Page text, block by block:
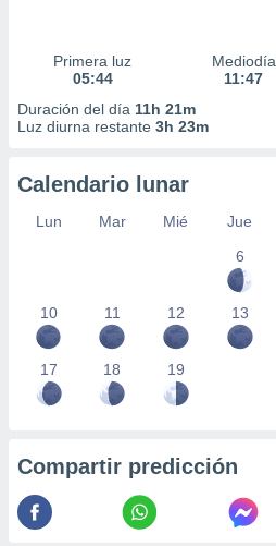
Primera luz
05:44
Mediodía
11:47
Duración del día 11h 21m
Luz diurna restante 3h 23m
Calendario lunar
Lun Mar Mié Jue
6
10 11 12 13
17 18 19
Compartir predicción